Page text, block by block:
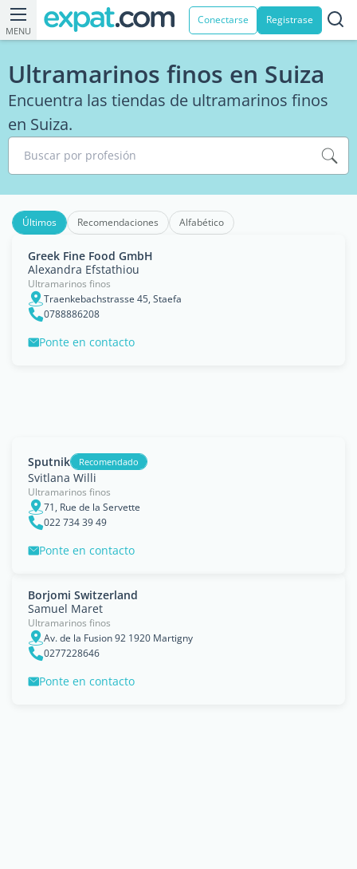
MENU
Conectarse Registrase
Ultramarinos finos en Suiza
Encuentra las tiendas de ultramarinos finos
en Suiza.
Buscar por profesión
Últimos Recomendaciones Alfabético
Greek Fine Food GmbH
Alexandra Efstathiou
Ultramarinos finos
Traenkebachstrasse 45, Staefa
0788886208
Ponte en contacto
Sputnik Recomendado
Svitlana Willi
Ultramarinos finos
71, Rue de la Servette
022 734 39 49
Ponte en contacto
Borjomi Switzerland
Samuel Maret
Ultramarinos finos
Av. de la Fusion 92 1920 Martigny
0277228646
Ponte en contacto